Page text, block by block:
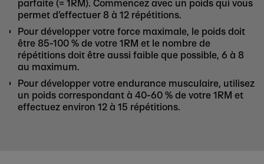
parfaite (= 1RM). Commencez avec un poids qui vous
permet d’effectuer 8 à 12 répétitions.
Pour développer votre force maximale, le poids doit
être 85-100 % de votre 1RM et le nombre de
répétitions doit être aussi faible que possible, 6 à 8
au maximum.
Pour développer votre endurance musculaire, utilisez
un poids correspondant à 40-60 % de votre 1RM et
effectuez environ 12 à 15 répétitions.